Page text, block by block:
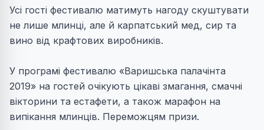
Усі гості фестивалю матимуть нагоду скуштувати
не лише млинці, але й карпатський мед, сир та
вино від крафтових виробників.
У програмі фестивалю «Варишська палачінта
2019» на гостей очікують цікаві змагання, смачні
вікторини та естафети, а також марафон на
випікання млинців. Переможцям призи.